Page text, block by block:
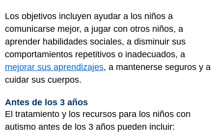
Los objetivos incluyen ayudar a los niños a
comunicarse mejor, a jugar con otros niños, a
aprender habilidades sociales, a disminuir sus
comportamientos repetitivos o inadecuados, a
mejorar sus aprendizajes, a mantenerse seguros y a
cuidar sus cuerpos.
Antes de los 3 años
El tratamiento y los recursos para los niños con
autismo antes de los 3 años pueden incluir: